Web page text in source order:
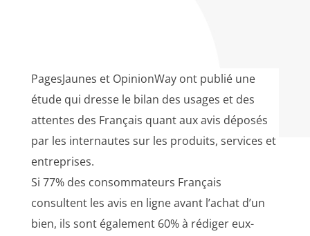
PagesJaunes et OpinionWay ont publié une
étude qui dresse le bilan des usages et des
attentes des Français quant aux avis déposés
par les internautes sur les produits, services et
entreprises.
Si 77% des consommateurs Français
consultent les avis en ligne avant l’achat d’un
bien, ils sont également 60% à rédiger eux-